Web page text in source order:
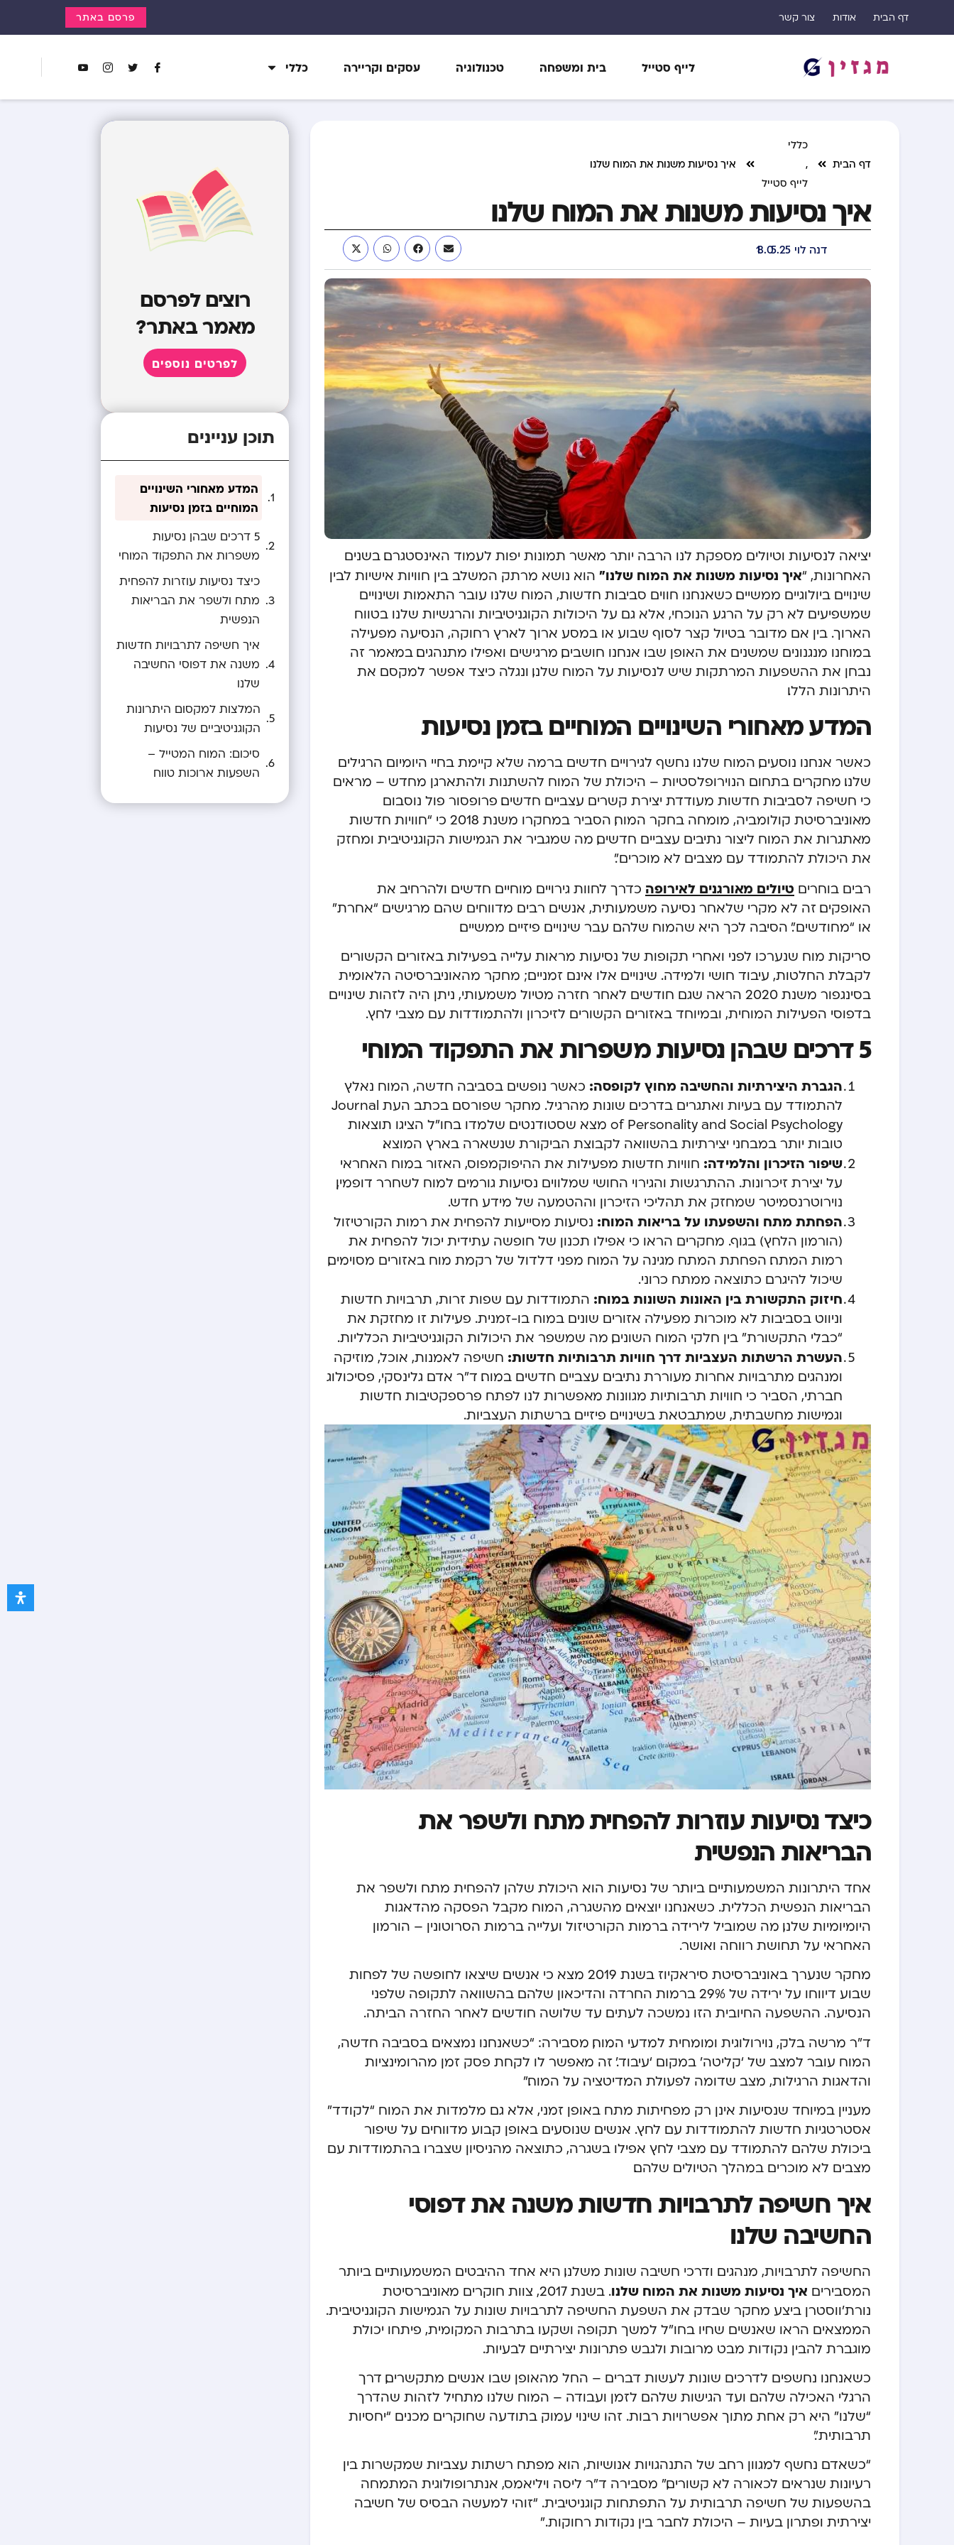
דף הבית אודות צור קשר פרסם באתר
לייף סטייל בית ומשפחה טכנולוגיה עסקים וקריירה כללי
דף הבית
כללי
,
לייף סטייל
איך נסיעות משנות את המוח שלנו
איך נסיעות משנות את המוח שלנו
דנה לוי 18.05.25
יציאה לנסיעות וטיולים מספקת לנו הרבה יותר מאשר תמונות יפות לעמוד האינסטגרם. בשנים
האחרונות, “איך נסיעות משנות את המוח שלנו” הוא נושא מרתק המשלב בין חוויות אישיות לבין
שינויים ביולוגיים ממשיים. כשאנחנו חווים סביבות חדשות, המוח שלנו עובר התאמות ושינויים
שמשפיעים לא רק על הרגע הנוכחי, אלא גם על היכולות הקוגניטיביות והרגשיות שלנו בטווח
הארוך. בין אם מדובר בטיול קצר לסוף שבוע או במסע ארוך לארץ רחוקה, הנסיעה מפעילה
במוחנו מנגנונים שמשנים את האופן שבו אנחנו חושבים, מרגישים ואפילו מתנהגים. במאמר זה
נבחן את ההשפעות המרתקות שיש לנסיעות על המוח שלנו, ונגלה כיצד אפשר למקסם את
היתרונות הללו.
המדע מאחורי השינויים המוחיים בזמן נסיעות
כאשר אנחנו נוסעים, המוח שלנו נחשף לגירויים חדשים ברמה שלא קיימת בחיי היומיום הרגילים
שלנו. מחקרים בתחום הנוירופלסטיות – היכולת של המוח להשתנות ולהתארגן מחדש – מראים
כי חשיפה לסביבות חדשות מעודדת יצירת קשרים עצביים חדשים. פרופסור פול נוסבום
מאוניברסיטת קולומביה, מומחה בחקר המוח, הסביר במחקרו משנת 2018 כי “חוויות חדשות
מאתגרות את המוח ליצור נתיבים עצביים חדשים, מה שמגביר את הגמישות הקוגניטיבית ומחזק
את היכולת להתמודד עם מצבים לא מוכרים”.
רבים בוחרים טיולים מאורגנים לאירופה כדרך לחוות גירויים מוחיים חדשים ולהרחיב את
האופקים. זה לא מקרי שלאחר נסיעה משמעותית, אנשים רבים מדווחים שהם מרגישים “אחרת”
או “מחודשים”. הסיבה לכך היא שהמוח שלהם עבר שינויים פיזיים ממשיים.
סריקות מוח שנערכו לפני ואחרי תקופות של נסיעות מראות עלייה בפעילות באזורים הקשורים
לקבלת החלטות, עיבוד חושי ולמידה. שינויים אלו אינם זמניים; מחקר מהאוניברסיטה הלאומית
בסינגפור משנת 2020 הראה שגם חודשים לאחר חזרה מטיול משמעותי, ניתן היה לזהות שינויים
בדפוסי הפעילות המוחית, ובמיוחד באזורים הקשורים לזיכרון ולהתמודדות עם מצבי לחץ.
5 דרכים שבהן נסיעות משפרות את התפקוד המוחי
הגברת היצירתיות והחשיבה מחוץ לקופסה: כאשר נופשים בסביבה חדשה, המוח נאלץ
להתמודד עם בעיות ואתגרים בדרכים שונות מהרגיל. מחקר שפורסם בכתב העת Journal
of Personality and Social Psychology מצא שסטודנטים שלמדו בחו”ל הציגו תוצאות
טובות יותר במבחני יצירתיות בהשוואה לקבוצת הביקורת שנשארה בארץ המוצא.
שיפור הזיכרון והלמידה: חוויות חדשות מפעילות את ההיפוקמפוס, האזור במוח האחראי
על יצירת זיכרונות. ההתרגשות והגירוי החושי שמלווים נסיעות גורמים למוח לשחרר דופמין,
נוירוטרנסמיטר שמחזק את תהליכי הזיכרון וההטמעה של מידע חדש.
הפחתת מתח והשפעתו על בריאות המוח: נסיעות מסייעות להפחית את רמות הקורטיזול
(הורמון הלחץ) בגוף. מחקרים הראו כי אפילו תכנון של חופשה עתידית יכול להפחית את
רמות המתח. הפחתת המתח מגינה על המוח מפני דלדול של רקמת מוח באזורים מסוימים,
שיכול להיגרם כתוצאה ממתח כרוני.
חיזוק התקשורת בין האונות השונות במוח: התמודדות עם שפות זרות, תרבויות חדשות
וניווט בסביבות לא מוכרות מפעילה אזורים שונים במוח בו-זמנית. פעילות זו מחזקת את
“כבלי התקשורת” בין חלקי המוח השונים, מה שמשפר את היכולות הקוגניטיביות הכלליות.
העשרת הרשתות העצביות דרך חוויות תרבותיות חדשות: חשיפה לאמנות, אוכל, מוזיקה
ומנהגים מתרבויות אחרות מעוררת נתיבים עצביים חדשים במוח. ד”ר אדם גלינסקי, פסיכולוג
חברתי, הסביר כי חוויות תרבותיות מגוונות מאפשרות לנו לפתח פרספקטיבות חדשות
וגמישות מחשבתית, שמתבטאת בשינויים פיזיים ברשתות העצביות.
כיצד נסיעות עוזרות להפחית מתח ולשפר את
הבריאות הנפשית
אחד היתרונות המשמעותיים ביותר של נסיעות הוא היכולת שלהן להפחית מתח ולשפר את
הבריאות הנפשית הכללית. כשאנחנו יוצאים מהשגרה, המוח מקבל הפסקה מהדאגות
היומיומיות שלנו, מה שמוביל לירידה ברמות הקורטיזול ועלייה ברמות הסרוטונין – הורמון
האחראי על תחושת רווחה ואושר.
מחקר שנערך באוניברסיטת סיראקיוז בשנת 2019 מצא כי אנשים שיצאו לחופשה של לפחות
שבוע דיווחו על ירידה של 29% ברמות החרדה והדיכאון שלהם בהשוואה לתקופה שלפני
הנסיעה. ההשפעה החיובית הזו נמשכה לעתים עד שלושה חודשים לאחר החזרה הביתה.
ד”ר מרשה בלק, נוירולוגית ומומחית למדעי המוח, מסבירה: “כשאנחנו נמצאים בסביבה חדשה,
המוח עובר למצב של ‘קליטה’ במקום ‘עיבוד’. זה מאפשר לו לקחת פסק זמן מהרומינציות
והדאגות הרגילות, מצב שדומה לפעולת המדיטציה על המוח.”
מעניין במיוחד שנסיעות אינן רק מפחיתות מתח באופן זמני, אלא גם מלמדות את המוח “לקודד”
אסטרטגיות חדשות להתמודדות עם לחץ. אנשים שנוסעים באופן קבוע מדווחים על שיפור
ביכולת שלהם להתמודד עם מצבי לחץ אפילו בשגרה, כתוצאה מהניסיון שצברו בהתמודדות עם
מצבים לא מוכרים במהלך הטיולים שלהם.
איך חשיפה לתרבויות חדשות משנה את דפוסי
החשיבה שלנו
החשיפה לתרבויות, מנהגים ודרכי חשיבה שונות משלנו, היא אחד ההיבטים המשמעותיים ביותר
המסבירים איך נסיעות משנות את המוח שלנו
. בשנת 2017, צוות חוקרים מאוניברסיטת
נורת’ווסטרן ביצע מחקר שבדק את השפעת החשיפה לתרבויות שונות על הגמישות הקוגניטיבית.
הממצאים הראו שאנשים שחיו בחו”ל למשך תקופה ושקעו בתרבות המקומית, פיתחו יכולת
מוגברת להבין נקודות מבט מרובות ולגבש פתרונות יצירתיים לבעיות.
כשאנחנו נחשפים לדרכים שונות לעשות דברים – החל מהאופן שבו אנשים מתקשרים, דרך
הרגלי האכילה שלהם ועד הגישות שלהם לזמן ועבודה – המוח שלנו מתחיל לזהות שהדרך
“שלנו” היא רק אחת מתוך אפשרויות רבות. זהו שינוי עמוק בתודעה שחוקרים מכנים “יחסיות
תרבותית”.
“כשאדם נחשף למגוון רחב של התנהגויות אנושיות, הוא מפתח רשתות עצביות שמקשרות בין
רעיונות שנראים לכאורה לא קשורים,” מסבירה ד”ר ליסה ויליאמס, אנתרופולוגית המתמחה
בהשפעות של חשיפה תרבותית על התפתחות קוגניטיבית. “זוהי למעשה הבסיס של חשיבה
יצירתית ופתרון בעיות – היכולת לחבר בין נקודות רחוקות.”
רוצים לפרסם
מאמר באתר?
לפרטים נוספים
תוכן עניינים
המדע מאחורי השינויים
המוחיים בזמן נסיעות
5 דרכים שבהן נסיעות
משפרות את התפקוד המוחי
כיצד נסיעות עוזרות להפחית
מתח ולשפר את הבריאות
הנפשית
איך חשיפה לתרבויות חדשות
משנה את דפוסי החשיבה
שלנו
המלצות למקסום היתרונות
הקוגניטיביים של נסיעות
סיכום: המוח המטייל –
השפעות ארוכות טווח